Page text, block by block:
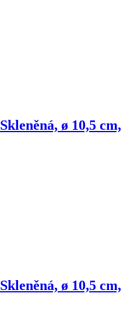
Skleněná, ø 10,5 cm,
Skleněná, ø 10,5 cm,